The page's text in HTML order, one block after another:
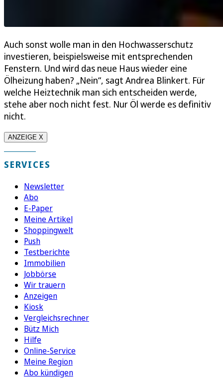
Auch sonst wolle man in den Hochwasserschutz
investieren, beispielsweise mit entsprechenden
Fenstern. Und wird das neue Haus wieder eine
Ölheizung haben? „Nein“, sagt Andrea Blinkert. Für
welche Heiztechnik man sich entscheiden werde,
stehe aber noch nicht fest. Nur Öl werde es definitiv
nicht.
ANZEIGE X
SERVICES
Newsletter
Abo
E-Paper
Meine Artikel
Shoppingwelt
Push
Testberichte
Immobilien
Jobbörse
Wir trauern
Anzeigen
Kiosk
Vergleichsrechner
Bütz Mich
Hilfe
Online-Service
Meine Region
Abo kündigen